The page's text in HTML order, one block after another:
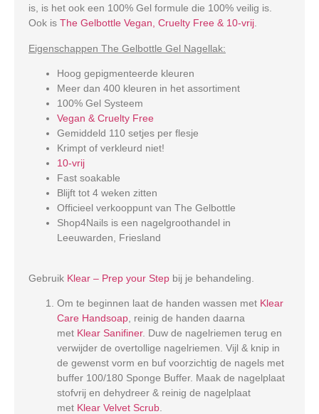
is, is het ook een 100% Gel formule die 100% veilig is.
Ook is The Gelbottle Vegan, Cruelty Free & 10-vrij.
Eigenschappen The Gelbottle Gel Nagellak:
Hoog gepigmenteerde kleuren
Meer dan 400 kleuren in het assortiment
100% Gel Systeem
Vegan & Cruelty Free
Gemiddeld 110 setjes per flesje
Krimpt of verkleurd niet!
10-vrij
Fast soakable
Blijft tot 4 weken zitten
Officieel verkooppunt van The Gelbottle
Shop4Nails is een nagelgroothandel in
Leeuwarden, Friesland
Gebruik Klear – Prep your Step bij je behandeling.
Om te beginnen laat de handen wassen met Klear
Care Handsoap , reinig de handen daarna
met Klear Sanifiner. Duw de nagelriemen terug en
verwijder de overtollige nagelriemen. Vijl & knip in
de gewenst vorm en buf voorzichtig de nagels met
buffer 100/180 Sponge Buffer. Maak de nagelplaat
stofvrij en dehydreer & reinig de nagelplaat
met Klear Velvet Scrub